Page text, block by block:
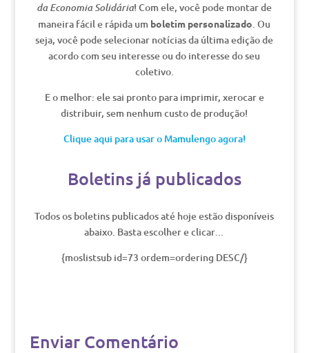
da Economia Solidária! Com ele, você pode montar de
maneira fácil e rápida um boletim personalizado. Ou
seja, você pode selecionar notícias da última edição de
acordo com seu interesse ou do interesse do seu
coletivo.
E o melhor: ele sai pronto para imprimir, xerocar e
distribuir, sem nenhum custo de produção!
Clique aqui para usar o Mamulengo agora!
Boletins já publicados
Todos os boletins publicados até hoje estão disponíveis
abaixo. Basta escolher e clicar…
{moslistsub id=73 ordem=ordering DESC/}
Enviar Comentário